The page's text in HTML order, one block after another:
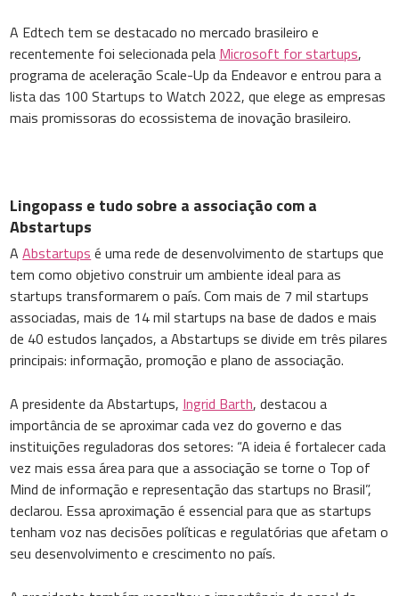
A Edtech tem se destacado no mercado brasileiro e
recentemente foi selecionada pela Microsoft for startups,
programa de aceleração Scale-Up da Endeavor e entrou para a
lista das 100 Startups to Watch 2022, que elege as empresas
mais promissoras do ecossistema de inovação brasileiro.
Lingopass e tudo sobre a associação com a
Abstartups
AAbstartups é uma rede de desenvolvimento de startups que
tem como objetivo construir um ambiente ideal para as
startups transformarem o país. Com mais de 7 mil startups
associadas, mais de 14 mil startups na base de dados e mais
de 40 estudos lançados, a Abstartups se divide em três pilares
principais: informação, promoção e plano de associação.
A presidente da Abstartups, Ingrid Barth, destacou a
importância de se aproximar cada vez do governo e das
instituições reguladoras dos setores: “A ideia é fortalecer cada
vez mais essa área para que a associação se torne o Top of
Mind de informação e representação das startups no Brasil”,
declarou. Essa aproximação é essencial para que as startups
tenham voz nas decisões políticas e regulatórias que afetam o
seu desenvolvimento e crescimento no país.